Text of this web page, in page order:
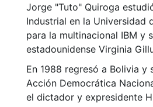
Jorge "Tuto" Quiroga
Industrial en la Universidad
para la multinacional IBM y
estadounidense Virginia
En 1988 regresó a Bolivia y
Acción Democrática
el dictador y expresidente